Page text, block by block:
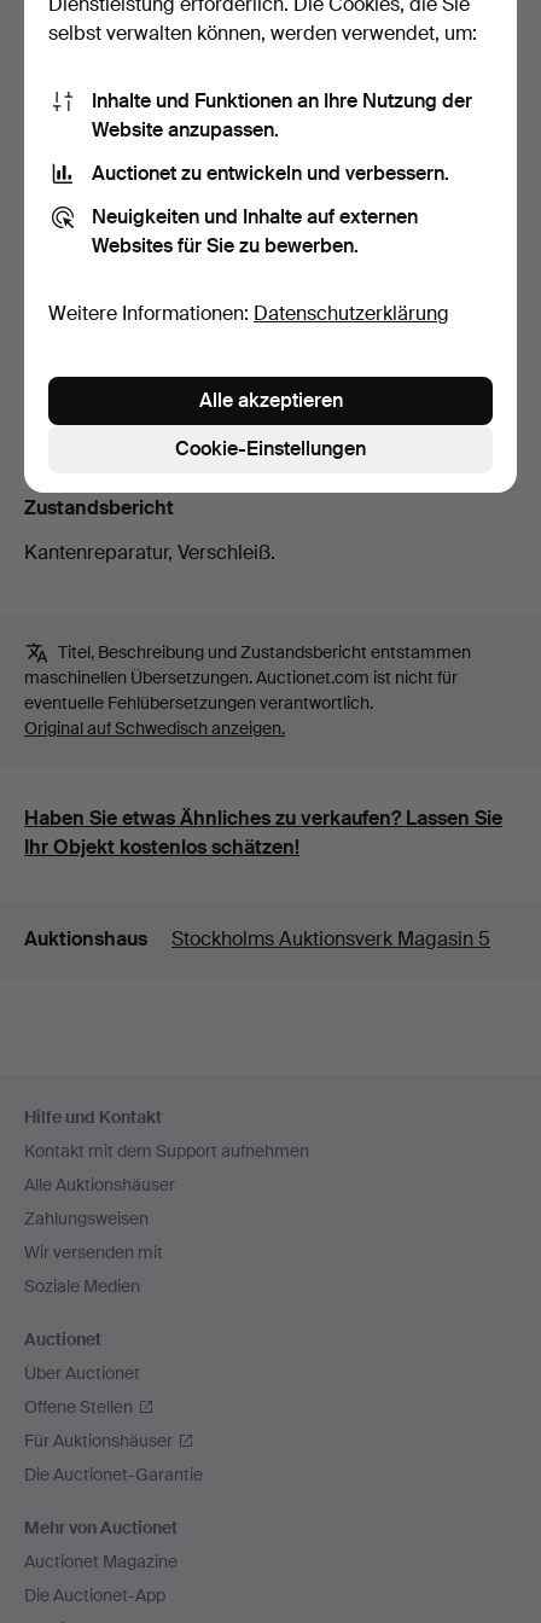
Gebotsverlauf
28. Nov, 09:40
Ca. 68x42 cm
Gesamtmaße 110x63 cm.
Zustandsbericht
Kantenreparatur, Verschleiß.
Titel, Beschreibung und Zustandsbericht entstammen
maschinellen Übersetzungen. Auctionet.com ist nicht für
eventuelle Fehlübersetzungen verantwortlich.
Original auf Schwedisch anzeigen.
Haben Sie etwas Ähnliches zu verkaufen? Lassen Sie
Ihr Objekt kostenlos schätzen!
Details
Auktionshaus Stockholms Auktionsverk Magasin 5
Navigation
Hilfe und Kontakt
Kontakt mit dem Support aufnehmen
Alle Auktionshäuser
Zahlungsweisen
Wir versenden mit
Soziale Medien
Auctionet
Über Auctionet
Offene Stellen
Für Auktionshäuser
Die Auctionet-Garantie
Mehr von Auctionet
Auctionet Magazine
Die Auctionet-App
selbst verwalten können, werden verwendet, um:
Inhalte und Funktionen an Ihre Nutzung der
Website anzupassen.
Auctionet zu entwickeln und verbessern.
Neuigkeiten und Inhalte auf externen
Websites für Sie zu bewerben.
Weitere Informationen: Datenschutzerklärung
Cookie-Einstellungen
Alle akzeptieren